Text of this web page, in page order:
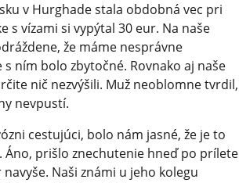
v Hurghade stala obdobná vec pri
vízami si vypýtal 30 eur. Na naše
že máme nesprávne
ním bolo zbytočné. Rovnako aj naše
nič nezvýšili. Muž neoblomne tvrdil,
nevpustí.
cestujúci, bolo nám jasné, že je to
prišlo znechutenie hneď po prílete
Naši známi u jeho kolegu